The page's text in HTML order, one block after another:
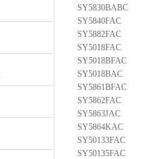
SY5830BABC
SY5840FAC
SY5882FAC
SY5018FAC
SY5018BFAC
SY5018BAC
SY5861BFAC
SY5862FAC
SY5863JAC
SY5864KAC
SY50133FAC
SY50135FAC